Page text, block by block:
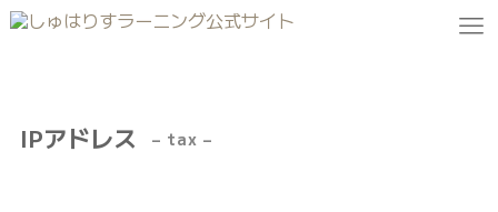
IPアドレス – tax –